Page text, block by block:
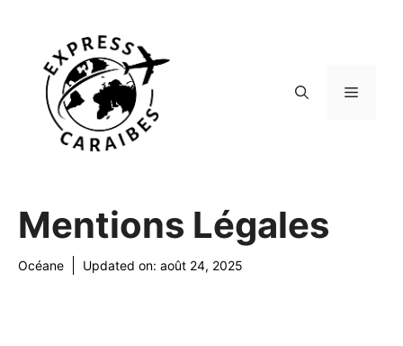
contenu
Menu
Mentions Légales
Océane Updated on: août 24, 2025